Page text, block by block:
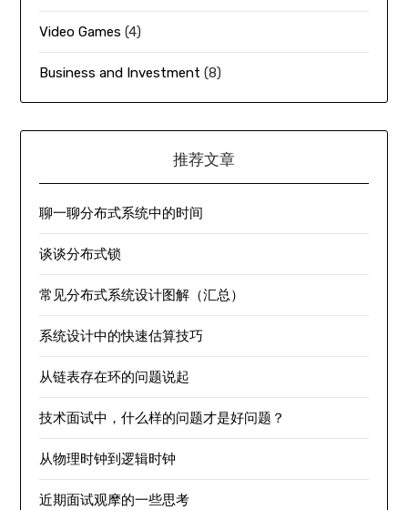
Video Games (4)
Business and Investment (8)
推荐文章
聊一聊分布式系统中的时间
谈谈分布式锁
常见分布式系统设计图解（汇总）
系统设计中的快速估算技巧
从链表存在环的问题说起
技术面试中，什么样的问题才是好问题？
从物理时钟到逻辑时钟
近期面试观摩的一些思考